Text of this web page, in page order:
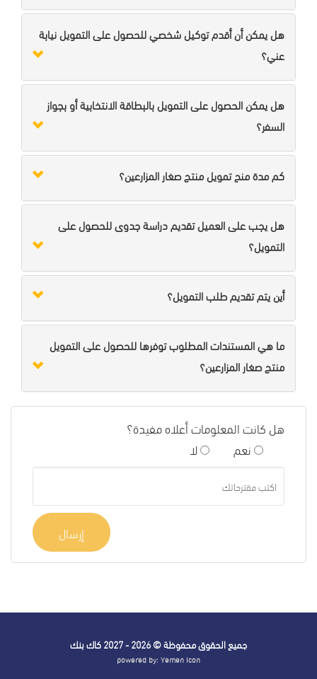
هل يمكن أن أقدم توكيل شخصي للحصول على التمويل نيابة
عني؟
هل يمكن الحصول على التمويل بالبطاقة الانتخابية أو بجواز
السفر؟
كم مدة منح تمويل منتج صغار المزارعين؟
هل يجب على العميل تقديم دراسة جدوى للحصول على
التمويل؟
أين يتم تقديم طلب التمويل؟
ما هي المستندات المطلوب توفرها للحصول على التمويل
منتج صغار المزارعين؟
هل كانت المعلومات أعلاه مفيدة؟
نعم
لا
إرسال
جميع الحقوق محفوظة © 2026 - 2027 كاك بنك
powered by: Yemen Icon